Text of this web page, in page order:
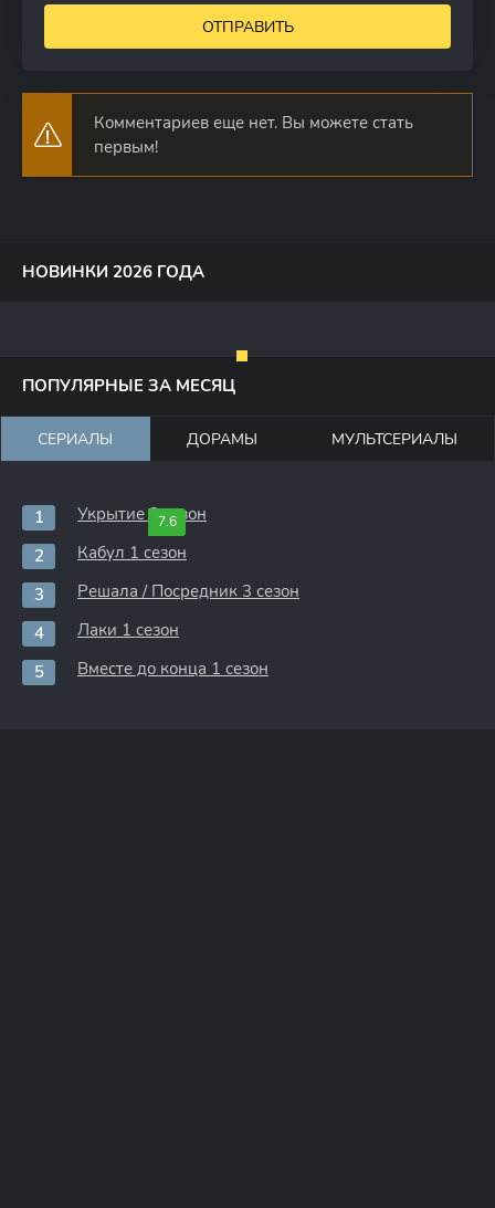
ОТПРАВИТЬ
Комментариев еще нет. Вы можете стать
первым!
НОВИНКИ 2026 ГОДА
ПОПУЛЯРНЫЕ ЗА МЕСЯЦ
СЕРИАЛЫ ДОРАМЫ МУЛЬТСЕРИАЛЫ
7.6
Укрытие 3 сезон
Кабул 1 сезон
Решала / Посредник 3 сезон
Лаки 1 сезон
Вместе до конца 1 сезон